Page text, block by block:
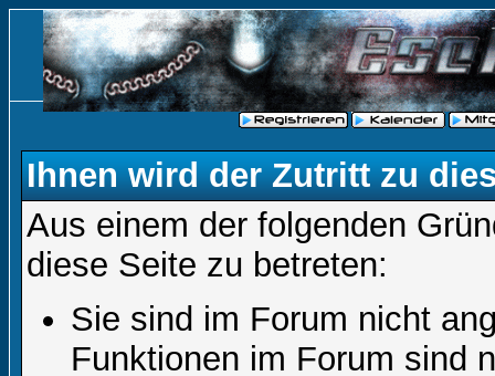
Ihnen wird der Zutritt zu
Aus einem der folgenden
diese Seite zu betreten:
Sie sind im Forum nicht
Funktionen im Forum sind